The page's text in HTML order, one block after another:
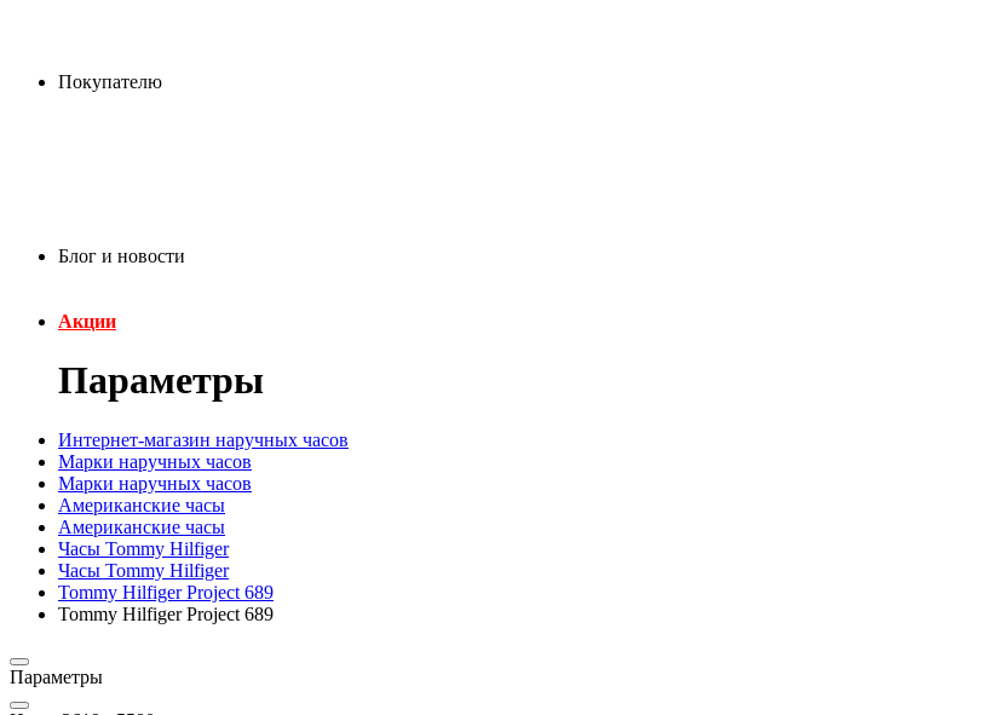
Покупателю
Блог и новости
Акции
Параметры
Интернет-магазин наручных часов
Марки наручных часов
Марки наручных часов
Американские часы
Американские часы
Часы Tommy Hilfiger
Часы Tommy Hilfiger
Tommy Hilfiger Project 689
Tommy Hilfiger Project 689
Параметры